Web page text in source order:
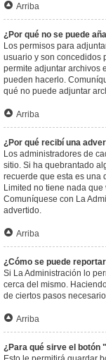
Arriba
¿Por qué no se puede
Los permisos para
usuario y son concedidos
permite adjuntar archivos
pueden hacerlo.
qué no puede adjuntar
Arriba
¿Por qué recibí una
Los administradores de
sitio. Si ha quebrantado
recuerde que esta es una
Limited no tiene nada
Comuníquese con La
advertido.
Arriba
¿Cómo se puede
Si La Administración lo
cerca del mismo.
de ciertos pasos
Arriba
¿Para qué sirve el botón